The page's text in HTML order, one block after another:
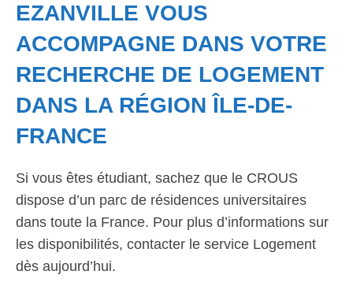
EZANVILLE VOUS
ACCOMPAGNE DANS VOTRE
RECHERCHE DE LOGEMENT
DANS LA RÉGION ÎLE-DE-
FRANCE
Si vous êtes étudiant, sachez que le CROUS
dispose d’un parc de résidences universitaires
dans toute la France. Pour plus d’informations sur
les disponibilités, contacter le service Logement
dès aujourd’hui.